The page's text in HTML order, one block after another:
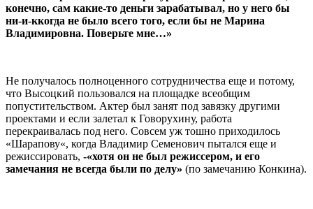
конечно, сам какие-то деньги зарабатывал, но у него бы
ни-и-ккогда не было всего того, если бы не Марина
Владимировна. Поверьте мне…»
Не получалось полноценного сотрудничества еще и потому,
что Высоцкий пользовался на площадке всеобщим
попустительством. Актер был занят под завязку другими
проектами и если залетал к Говорухину, работа
перекраивалась под него. Совсем уж тошно приходилось
«Шарапову«, когда Владимир Семенович пытался еще и
режиссировать, -«хотя он не был режиссером, и его
замечания не всегда были по делу» (по замечанию Конкина).